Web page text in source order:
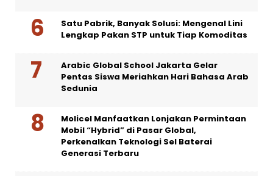
Satu Pabrik, Banyak Solusi: Mengenal Lini
Lengkap Pakan STP untuk Tiap Komoditas
Arabic Global School Jakarta Gelar
Pentas Siswa Meriahkan Hari Bahasa Arab
Sedunia
Molicel Manfaatkan Lonjakan Permintaan
Mobil “Hybrid” di Pasar Global,
Perkenalkan Teknologi Sel Baterai
Generasi Terbaru